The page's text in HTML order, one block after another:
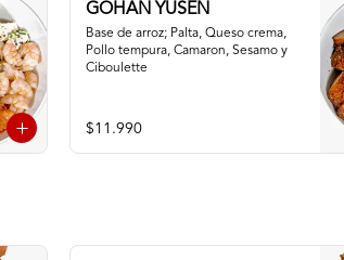
GOHAN YUSEN
Base de arroz; Palta, Queso crema,
Pollo tempura, Camaron, Sesamo y
Ciboulette
$11.990